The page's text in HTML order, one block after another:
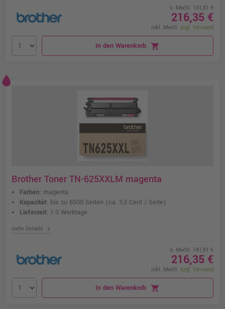
o. MwSt. 181,81 €
216,35 €
inkl. MwSt. zzgl. Versand
In den Warenkorb shopping_cart
Brother Toner TN-625XXLM magenta
Farben: magenta
Kapazität: bis zu 6500 Seiten (ca. 3,3 Cent / Seite)
Lieferzeit: 1-3 Werktage
mehr Details chevron_right
o. MwSt. 181,81 €
216,35 €
inkl. MwSt. zzgl. Versand
In den Warenkorb shopping_cart